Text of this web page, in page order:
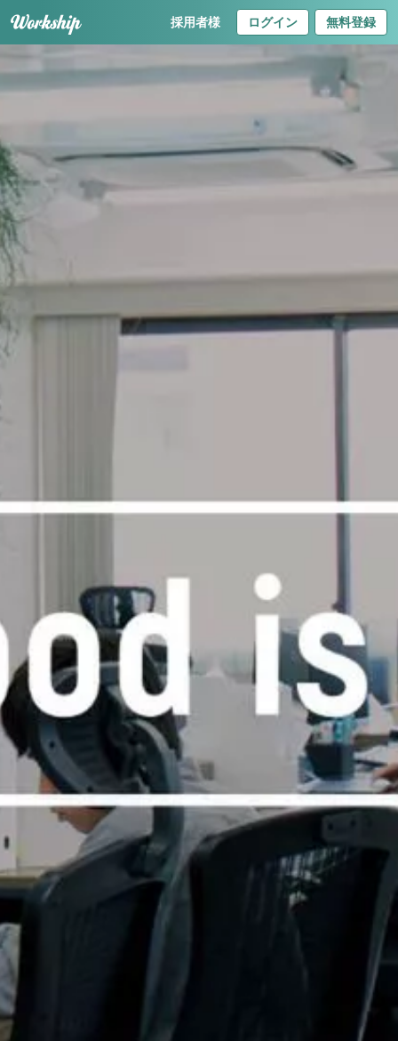
採用者様 ログイン 無料登録